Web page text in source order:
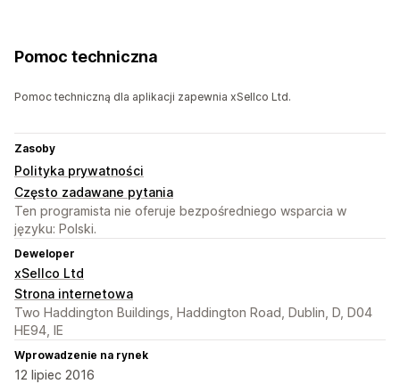
Pomoc techniczna
Pomoc techniczną dla aplikacji zapewnia xSellco Ltd.
Zasoby
Polityka prywatności
Często zadawane pytania
Ten programista nie oferuje bezpośredniego wsparcia w
języku: Polski.
Deweloper
xSellco Ltd
Strona internetowa
Two Haddington Buildings, Haddington Road, Dublin, D, D04
HE94, IE
Wprowadzenie na rynek
12 lipiec 2016